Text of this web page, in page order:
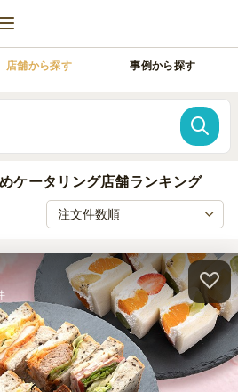
店舗から探す 事例から探す
ケータリング店舗ランキング